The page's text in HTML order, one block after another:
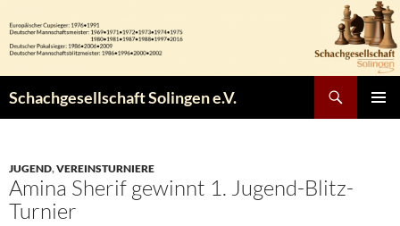
Inhalt
springen
Schachgesellschaft Solingen e.V.
JUGEND,VEREINSTURNIERE
Amina Sherif gewinnt 1. Jugend-Blitz-
Turnier